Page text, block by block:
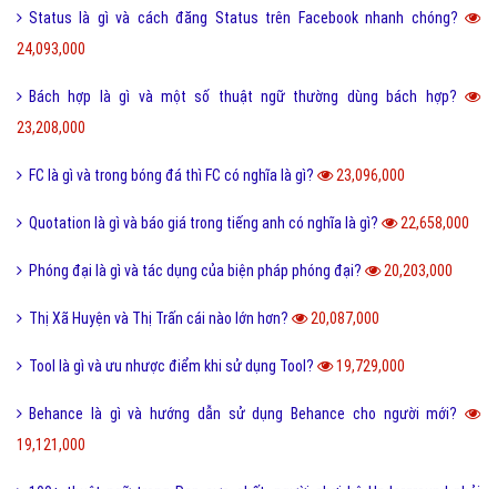
Status là gì và cách đăng Status trên Facebook nhanh chóng?
24,093,000
Bách hợp là gì và một số thuật ngữ thường dùng bách hợp?
23,208,000
FC là gì và trong bóng đá thì FC có nghĩa là gì? 23,096,000
Quotation là gì và báo giá trong tiếng anh có nghĩa là gì? 22,658,000
Phóng đại là gì và tác dụng của biện pháp phóng đại? 20,203,000
Thị Xã Huyện và Thị Trấn cái nào lớn hơn? 20,087,000
Tool là gì và ưu nhược điểm khi sử dụng Tool? 19,729,000
Behance là gì và hướng dẫn sử dụng Behance cho người mới?
19,121,000